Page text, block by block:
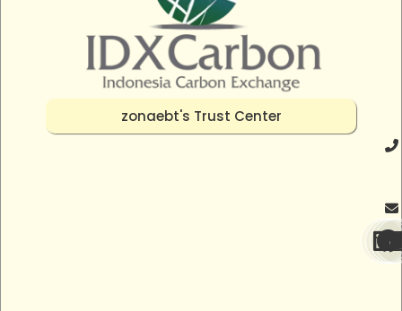
zonaebt's Trust Center